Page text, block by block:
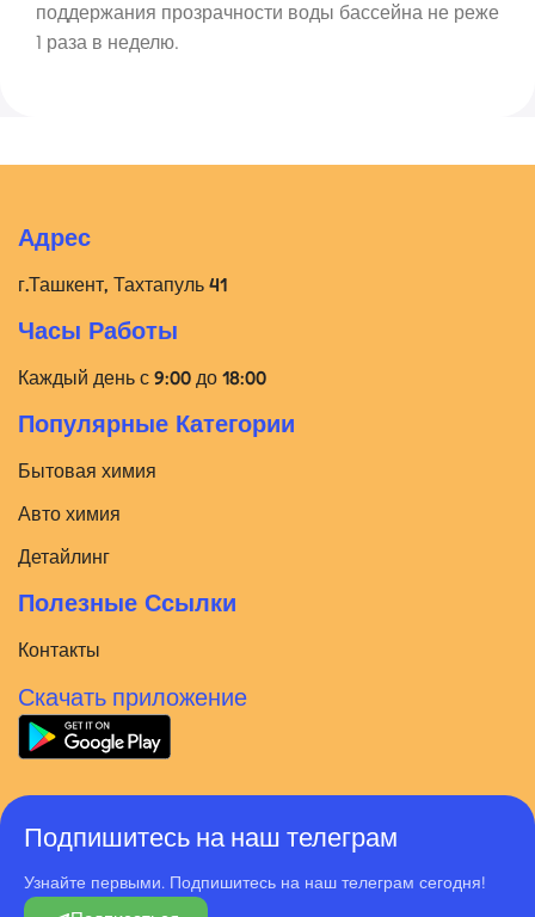
поддержания прозрачности воды бассейна не реже
1 раза в неделю.
Адрес
г.Ташкент, Тахтапуль 41
Часы Работы
Каждый день с 9:00 до 18:00
Популярные Категории
Бытовая химия
Авто химия
Детайлинг
Полезные Ссылки
Контакты
Скачать приложение
Подпишитесь на наш телеграм
Узнайте первыми. Подпишитесь на наш телеграм сегодня!